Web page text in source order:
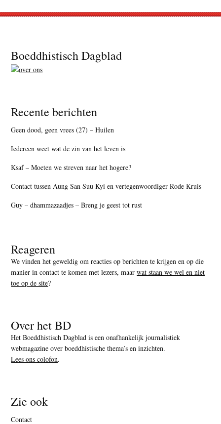
Footer
Boeddhistisch Dagblad
Recente berichten
Geen dood, geen vrees (27) – Huilen
Iedereen weet wat de zin van het leven is
Ksaf – Moeten we streven naar het hogere?
Contact tussen Aung San Suu Kyi en vertegenwoordiger Rode Kruis
Guy – dhammazaadjes – Breng je geest tot rust
Reageren
We vinden het geweldig om reacties op berichten te krijgen en op die
manier in contact te komen met lezers, maarwat staan we wel en niet
toe op de site?
Over het BD
Het Boeddhistisch Dagblad is een onafhankelijk journalistiek
webmagazine over boeddhistische thema’s en inzichten.
Lees ons colofon.
Zie ook
Contact